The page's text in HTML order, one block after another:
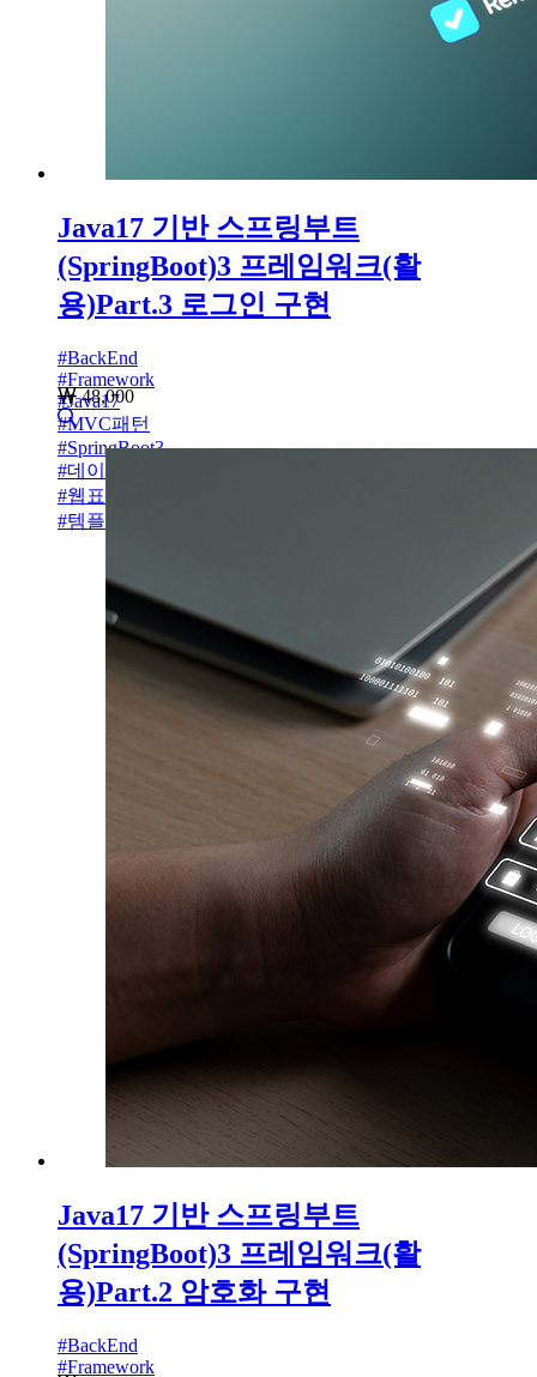
Java17 기반 스프링부트
(SpringBoot)3 프레임워크(활
용)Part.3 로그인 구현
#BackEnd
#Framework
#Java17
#MVC패턴
#SpringBoot3
#데이터베이스
#웹표준
#템플릿엔진
48,000
Java17 기반 스프링부트
(SpringBoot)3 프레임워크(활
용)Part.2 암호화 구현
#BackEnd
#Framework